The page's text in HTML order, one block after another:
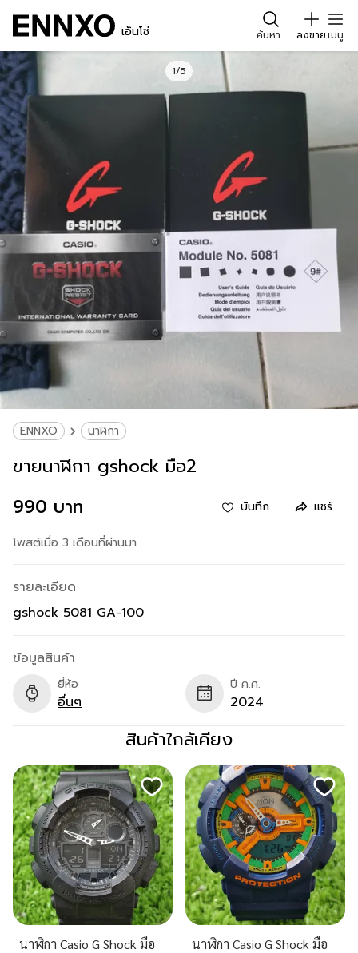
เอ็นโซ่ ค้นหา ลงขายเมนู
1/5
ENNXO นาฬิกา
ขายนาฬิกา gshock มือ2
990 บาท
บันทึก แชร์
โพสต์เมื่อ 3 เดือนที่ผ่านมา
รายละเอียด
gshock 5081 GA-100
ข้อมูลสินค้า
ยี่ห้อ
อื่นๆ
ปี ค.ศ.
2024
สินค้าใกล้เคียง
นาฬิกา Casio G Shock มือ
นาฬิกา Casio G Shock มือ